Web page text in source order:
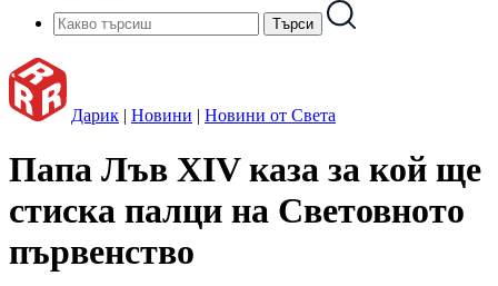
Дарик | Новини | Новини от Света
Папа Лъв XIV каза за кой ще
стиска палци на Световното
първенство